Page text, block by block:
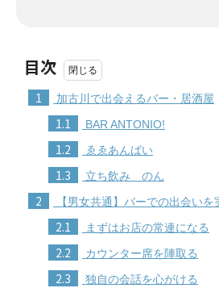
目次
1 加古川で出会えるバー・居酒屋
1.1 BAR ANTONIO!
1.2 ゑゑあんばい
1.3 立ち飲み のん
2 【男女共通】バーでの出会いを
2.1 まずはお店の常連になる
2.2 カウンター席を陣取る
2.3 独自の会話を心がける